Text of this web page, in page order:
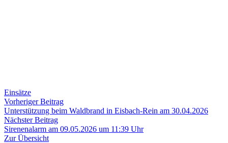
Einsätze
Beitragsnavigation
Vorheriger BeitragVorheriger
Beitrag:
Unterstützung beim Waldbrand in Eisbach-Rein am 30.04.2026
Nächster BeitragNächster
Beitrag:
Sirenenalarm am 09.05.2026 um 11:39 Uhr
Zur Übersicht